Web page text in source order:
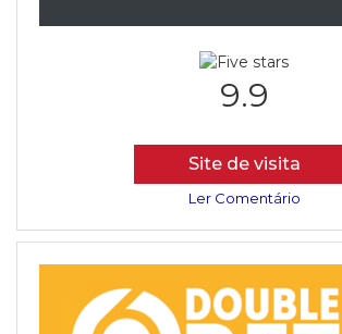
9.9
Site de visita
Ler Comentário